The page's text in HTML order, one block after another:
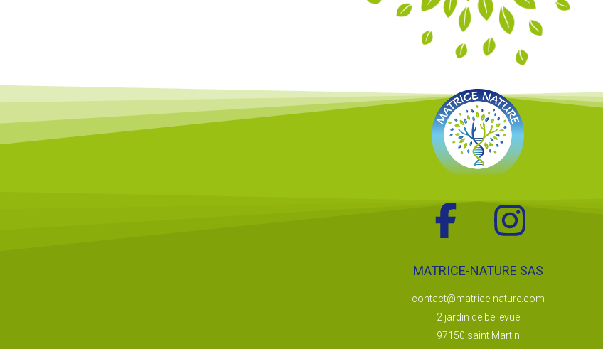
MATRICE-NATURE SAS
contact@matrice-nature.com
2 jardin de bellevue
97150 saint Martin